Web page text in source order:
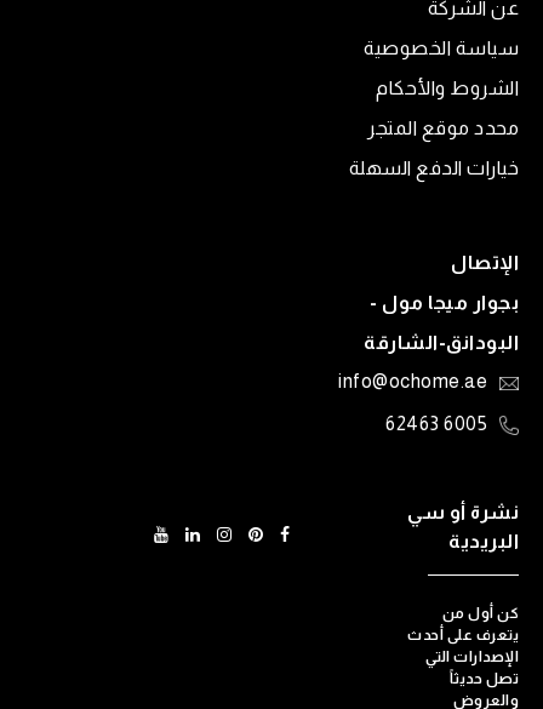
عن الشركة
سياسة الخصوصية
الشروط والأحكام
محدد موقع المتجر
خيارات الدفع السهلة
الإتصال
بجوار ميجا مول -
البودانق-الشارقة
info@ochome.ae
6005 62463
نشرة أو سي
البريدية
كن أول من
يتعرف على أحدث
الإصدارات التي
تصل حديثاً
والعروض